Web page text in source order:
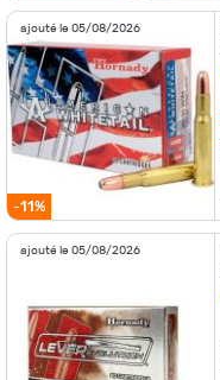
ajouté le 05/08/2026
-11%
ajouté le 05/08/2026